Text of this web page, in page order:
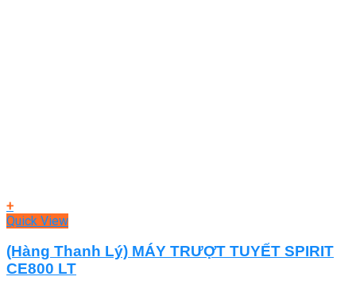
+
Quick View
(Hàng Thanh Lý) MÁY TRƯỢT TUYẾT SPIRIT
CE800 LT